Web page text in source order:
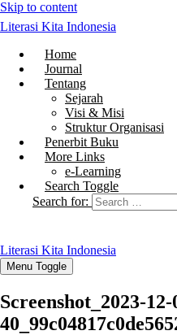
Skip to content
Literasi Kita Indonesia
Home
Journal
Tentang
Sejarah
Visi & Misi
Struktur Organisasi
Penerbit Buku
More Links
e-Learning
Search Toggle
Search for:
Literasi Kita Indonesia
Menu Toggle
Screenshot_2023-